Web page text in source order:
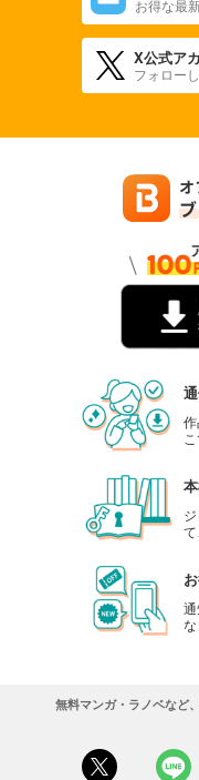
お得な最
X公式ア
フォロー
て
な
無料マンガ・ラノベなど